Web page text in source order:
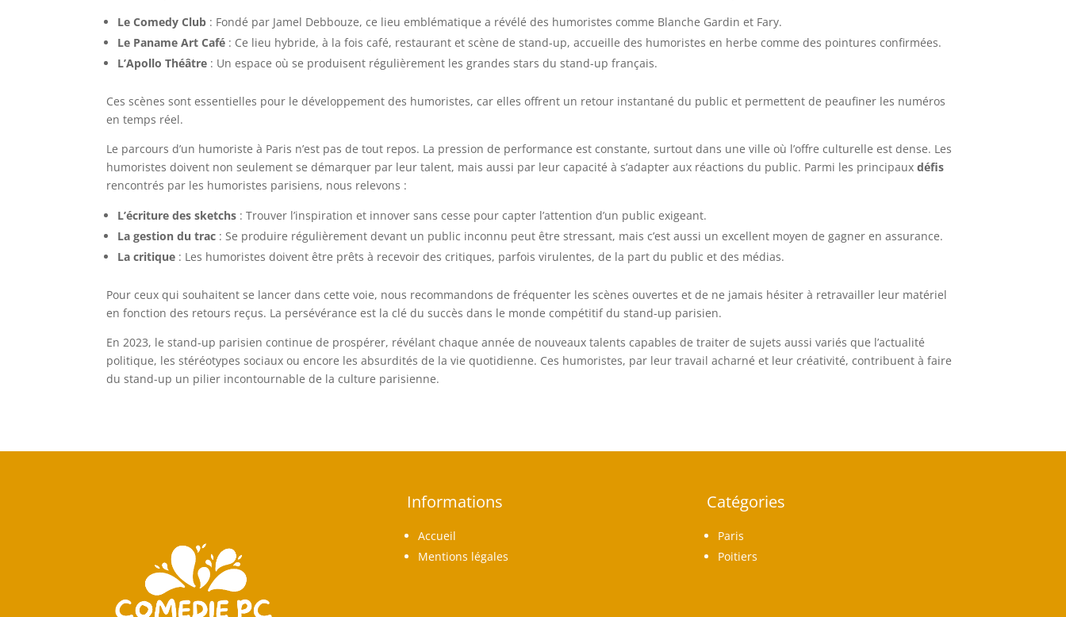
Le Comedy Club : Fondé par Jamel Debbouze, ce lieu emblématique a révélé des humoristes comme Blanche Gardin et Fary.
Le Paname Art Café : Ce lieu hybride, à la fois café, restaurant et scène de stand-up, accueille des humoristes en herbe comme des pointures confirmées.
L’Apollo Théâtre : Un espace où se produisent régulièrement les grandes stars du stand-up français.
Ces scènes sont essentielles pour le développement des humoristes, car elles offrent un retour instantané du public et permettent de peaufiner les numéros
en temps réel.
Le parcours d’un humoriste à Paris n’est pas de tout repos. La pression de performance est constante, surtout dans une ville où l’offre culturelle est dense. Les
humoristes doivent non seulement se démarquer par leur talent, mais aussi par leur capacité à s’adapter aux réactions du public. Parmi les principauxdéfis
rencontrés par les humoristes parisiens, nous relevons :
L’écriture des sketchs : Trouver l’inspiration et innover sans cesse pour capter l’attention d’un public exigeant.
La gestion du trac : Se produire régulièrement devant un public inconnu peut être stressant, mais c’est aussi un excellent moyen de gagner en assurance.
La critique : Les humoristes doivent être prêts à recevoir des critiques, parfois virulentes, de la part du public et des médias.
Pour ceux qui souhaitent se lancer dans cette voie, nous recommandons de fréquenter les scènes ouvertes et de ne jamais hésiter à retravailler leur matériel
en fonction des retours reçus. La persévérance est la clé du succès dans le monde compétitif du stand-up parisien.
En 2023, le stand-up parisien continue de prospérer, révélant chaque année de nouveaux talents capables de traiter de sujets aussi variés que l’actualité
politique, les stéréotypes sociaux ou encore les absurdités de la vie quotidienne. Ces humoristes, par leur travail acharné et leur créativité, contribuent à faire
du stand-up un pilier incontournable de la culture parisienne.
Informations
Accueil
Mentions légales
Catégories
Paris
Poitiers